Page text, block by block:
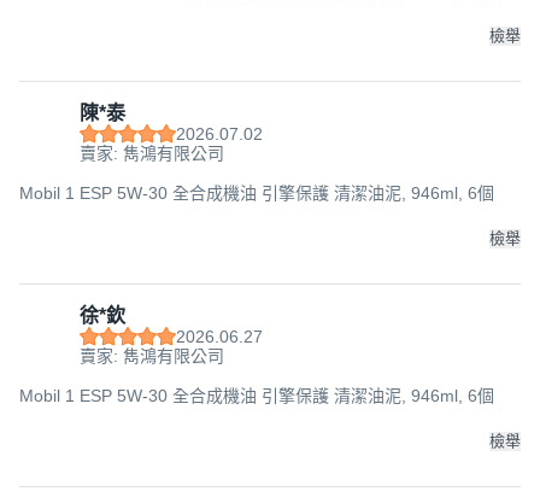
檢舉
陳*泰
2026.07.02
賣家: 雋鴻有限公司
Mobil 1 ESP 5W-30 全合成機油 引擎保護 清潔油泥, 946ml, 6個
檢舉
徐*欽
2026.06.27
賣家: 雋鴻有限公司
Mobil 1 ESP 5W-30 全合成機油 引擎保護 清潔油泥, 946ml, 6個
檢舉